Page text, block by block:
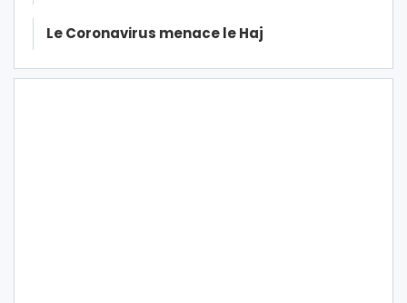
Le Coronavirus menace le Haj